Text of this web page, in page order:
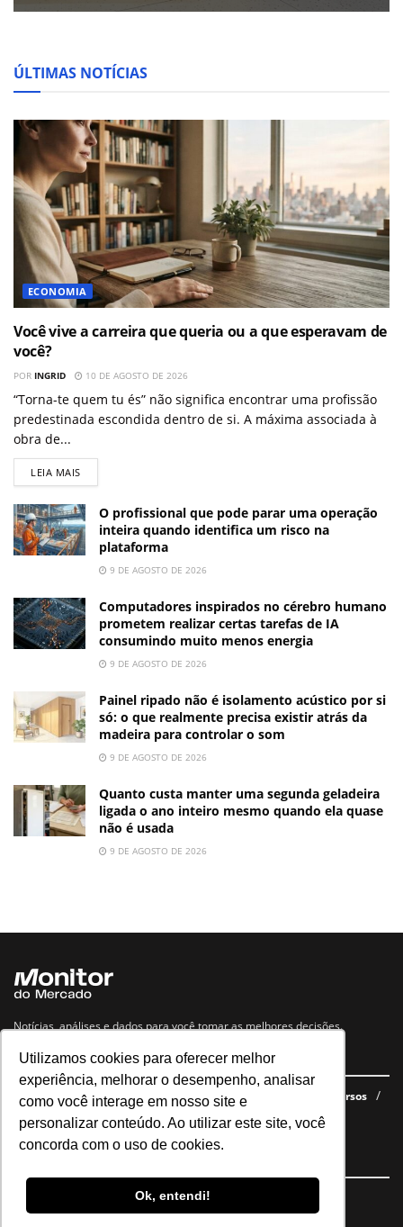
Utilizamos cookies para oferecer melhor
experiência, melhorar o desempenho, analisar
como você interage em nosso site e
personalizar conteúdo. Ao utilizar este site, você
concorda com o uso de cookies.
Ok, entendi!
ÚLTIMAS NOTÍCIAS
ECONOMIA
Você vive a carreira que queria ou a que esperavam de
você?
POR INGRID 10 DE AGOSTO DE 2026
“Torna-te quem tu és” não significa encontrar uma profissão
predestinada escondida dentro de si. A máxima associada à
obra de...
LEIA MAIS
O profissional que pode parar uma operação
inteira quando identifica um risco na
plataforma
9 DE AGOSTO DE 2026
Computadores inspirados no cérebro humano
prometem realizar certas tarefas de IA
consumindo muito menos energia
9 DE AGOSTO DE 2026
Painel ripado não é isolamento acústico por si
só: o que realmente precisa existir atrás da
madeira para controlar o som
9 DE AGOSTO DE 2026
Quanto custa manter uma segunda geladeira
ligada o ano inteiro mesmo quando ela quase
não é usada
9 DE AGOSTO DE 2026
Notícias, análises e dados para você tomar as melhores decisões.
Navegue no site
Últimas notícias Quem somos E-books gratuitos
Cursos
Política de privacidade